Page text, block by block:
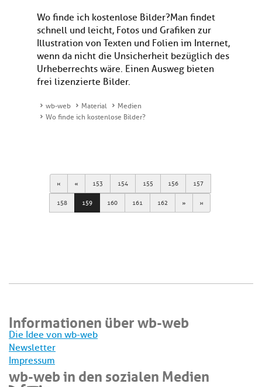
Wo finde ich kostenlose Bilder?Man findet
schnell und leicht, Fotos und Grafiken zur
Illustration von Texten und Folien im Internet,
wenn da nicht die Unsicherheit bezüglich des
Urheberrechts wäre. Einen Ausweg bieten
frei lizenzierte Bilder.
wb-web Material
Medien
Wo finde ich kostenlose Bilder?
First Previous
153 154 155 156 157
158 159 160 161 162 Next Last
Informationen über wb-web
Die Idee von wb-web
Newsletter
Impressum
wb-web in den sozialen Medien